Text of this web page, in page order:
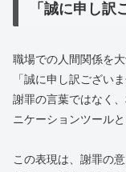
「誠に申し訳
職場での人間関係を
「誠に申し訳ござい
謝罪の言葉ではなく
ニケーションツール
この表現は、謝罪の